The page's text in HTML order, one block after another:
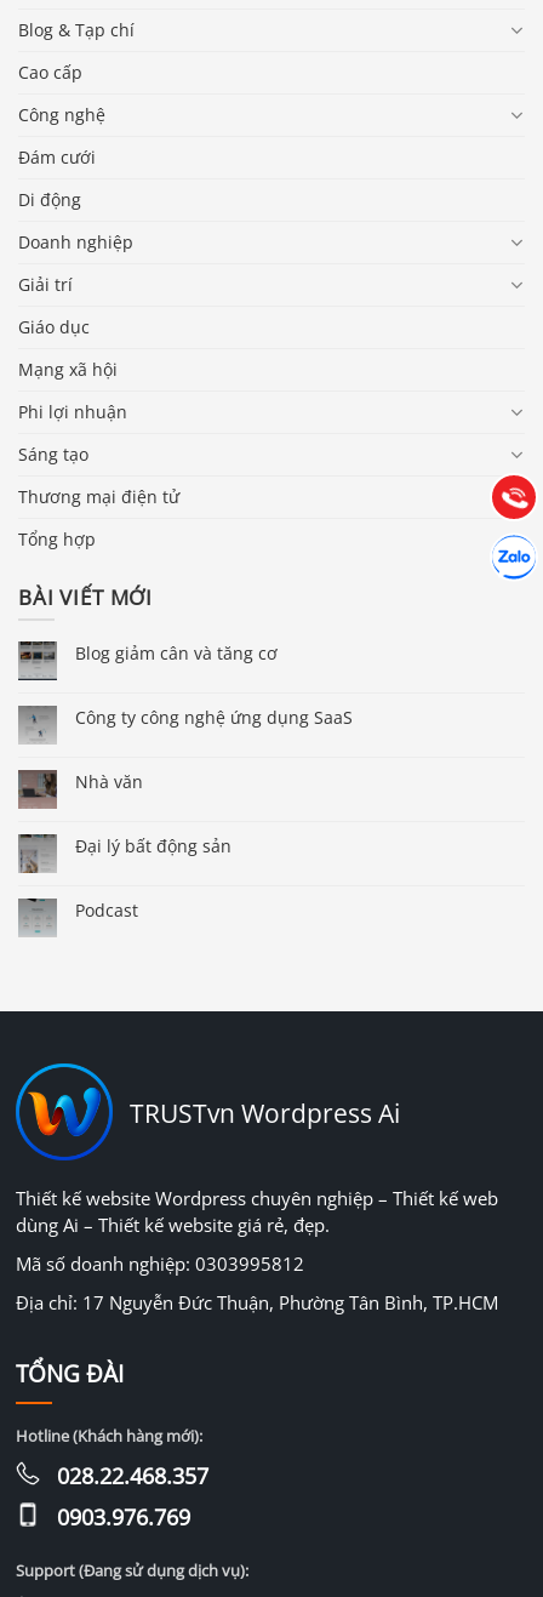
Blog & Tạp chí
Cao cấp
Công nghệ
Đám cưới
Di động
Doanh nghiệp
Giải trí
Giáo dục
Mạng xã hội
Phi lợi nhuận
Sáng tạo
Thương mại điện tử
Tổng hợp
BÀI VIẾT MỚI
Blog giảm cân và tăng cơ
Công ty công nghệ ứng dụng SaaS
Nhà văn
Đại lý bất động sản
Podcast
TRUSTvn Wordpress Ai
Thiết kế website Wordpress chuyên nghiệp – Thiết kế web
dùng Ai – Thiết kế website giá rẻ, đẹp.
Mã số doanh nghiệp: 0303995812
Địa chỉ: 17 Nguyễn Đức Thuận, Phường Tân Bình, TP.HCM
TỔNG ĐÀI
Hotline (Khách hàng mới):
028.22.468.357
0903.976.769
Support (Đang sử dụng dịch vụ):
Gọi
(028) 22.166.144
Chát